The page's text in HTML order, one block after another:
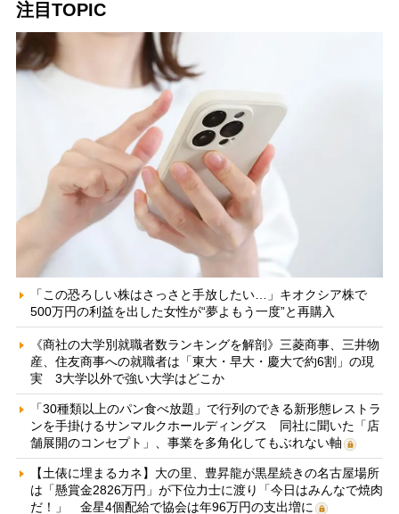
注目TOPIC
「この恐ろしい株はさっさと手放したい…」キオクシア株で
500万円の利益を出した女性が“夢よもう一度”と再購入
《商社の大学別就職者数ランキングを解剖》三菱商事、三井物
産、住友商事への就職者は「東大・早大・慶大で約6割」の現
実 3大学以外で強い大学はどこか
「30種類以上のパン食べ放題」で行列のできる新形態レストラ
ンを手掛けるサンマルクホールディングス 同社に聞いた「店
舗展開のコンセプト」、事業を多角化してもぶれない軸
【土俵に埋まるカネ】大の里、豊昇龍が黒星続きの名古屋場所
は「懸賞金2826万円」が下位力士に渡り「今日はみんなで焼肉
だ！」 金星4個配給で協会は年96万円の支出増に